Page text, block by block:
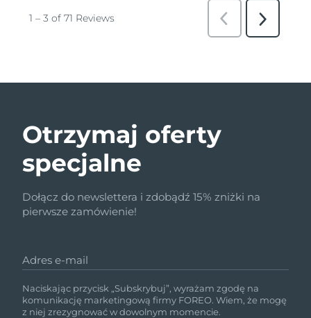
Otrzymaj oferty
specjalne
Dołącz do newslettera i zdobądź 15% zniżki na
pierwsze zamówienie!
Adres e-mail
Naciskając przycisk „Subskrybuj”, wyrażam zgodę na
komunikację marketingową firmy FOREO. Wiem, że mogę
z niej zrezygnować w dowolnym momencie.